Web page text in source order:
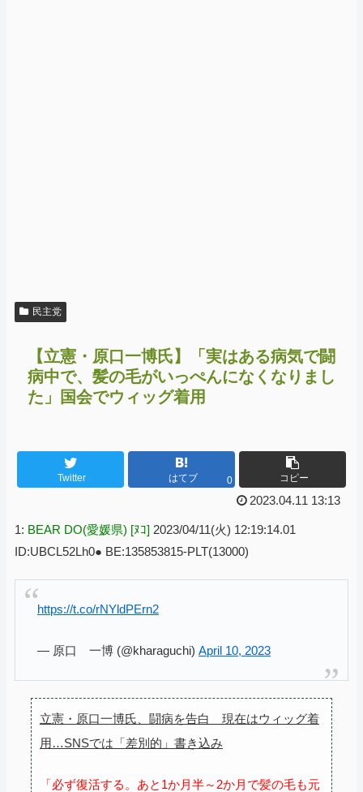
民主党
【立憲・原口一博氏】「実はある病気で闘
病中で、髪の毛がいっぺんになくなりまし
た」国会でウィッグ着用
Twitter はてブ 0 コピー
2023.04.11 13:13
1: BEAR DO(愛媛県) [ﾇｺ] 2023/04/11(火) 12:19:14.01
ID:UBCL52Lh0● BE:135853815-PLT(13000)
https://t.co/rNYldPErn2
— 原口 一博 (@kharaguchi) April 10, 2023
立憲・原口一博氏、闘病を告白 現在はウィッグ着
用…SNSでは「差別的」書き込み
「必ず復活する。あと1か月半～2か月で髪の毛も元